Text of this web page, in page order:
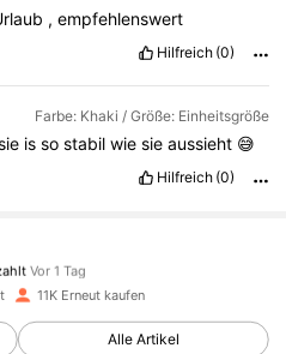
, empfehlenswert
Hilfreich (0)
Farbe: Khaki / Größe: Einheitsgröße
is so stabil wie sie aussieht 😅
Hilfreich (0)
Vor 1 Tag
Vor 23 Stunden gefolgt
Follower
11K Erneut kaufen
Alle Artikel